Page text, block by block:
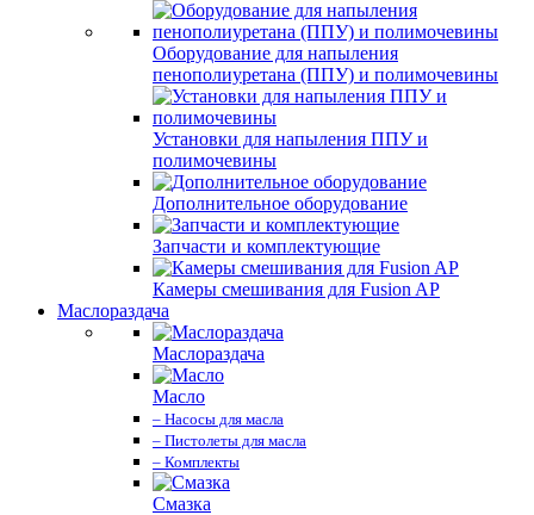
Оборудование для напыления
пенополиуретана (ППУ) и полимочевины
Установки для напыления ППУ и
полимочевины
Дополнительное оборудование
Запчасти и комплектующие
Камеры смешивания для Fusion AP
Маслораздача
Маслораздача
Масло
– Насосы для масла
– Пистолеты для масла
– Комплекты
Смазка